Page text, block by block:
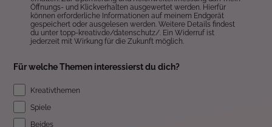
Öffnungs- und Klickverhalten ausgewertet werden. Hierfür
können erforderliche Informationen auf meinem Endgerät
gespeichert oder ausgelesen werden. Weitere Details findest
du unter topp-kreativ.de/datenschutz/. Ein Widerruf ist
jederzeit mit Wirkung für die Zukunft möglich.
Für welche Themen interessierst du dich?
Kreativthemen
Spiele
Beides